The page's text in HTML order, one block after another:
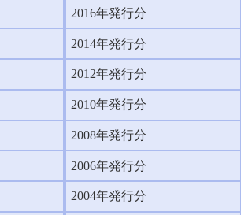
2016年発行分
2014年発行分
2012年発行分
2010年発行分
2008年発行分
2006年発行分
2004年発行分